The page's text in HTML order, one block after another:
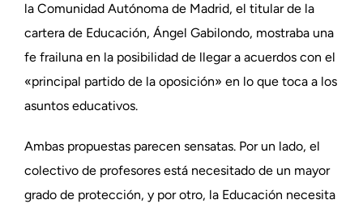
la Comunidad Autónoma de Madrid, el titular de la
cartera de Educación, Ángel Gabilondo, mostraba una
fe frailuna en la posibilidad de llegar a acuerdos con el
«principal partido de la oposición» en lo que toca a los
asuntos educativos.
Ambas propuestas parecen sensatas. Por un lado, el
colectivo de profesores está necesitado de un mayor
grado de protección, y por otro, la Educación necesita